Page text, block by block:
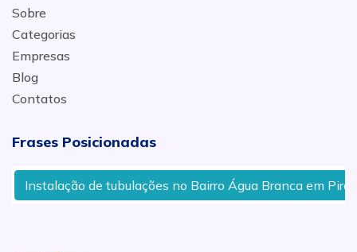
Sobre
Categorias
Empresas
Blog
Contatos
Frases Posicionadas
Instalação de tubulações no Bairro Água Branca em